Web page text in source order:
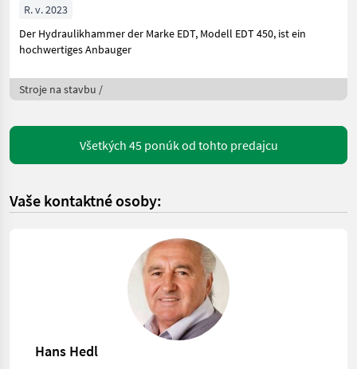
R. v. 2023
Der Hydraulikhammer der Marke EDT, Modell EDT 450, ist ein
hochwertiges Anbauger
Stroje na stavbu /
Všetkých 45 ponúk od tohto predajcu
Vaše kontaktné osoby:
Hans Hedl